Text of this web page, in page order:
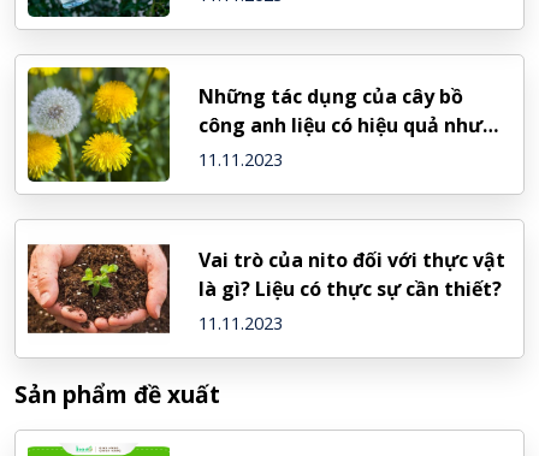
Những tác dụng của cây bồ
công anh liệu có hiệu quả như
lời đồn?
11.11.2023
Vai trò của nito đối với thực vật
là gì? Liệu có thực sự cần thiết?
11.11.2023
Sản phẩm đề xuất